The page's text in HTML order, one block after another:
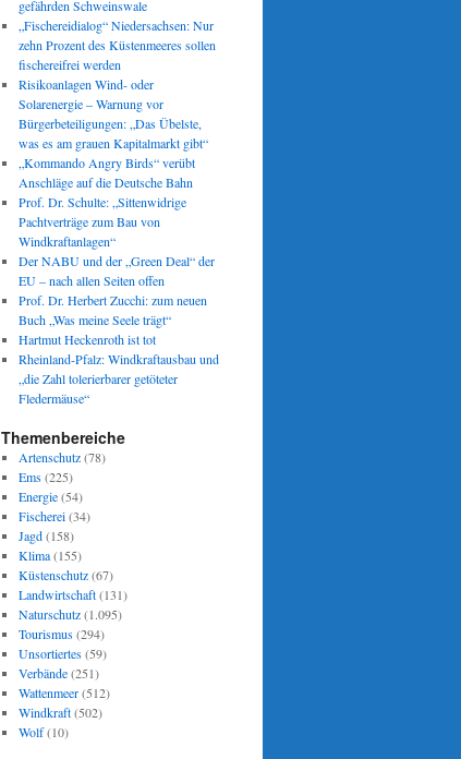
gefährden Schweinswale
„Fischereidialog“ Niedersachsen: Nur
zehn Prozent des Küstenmeeres sollen
fischereifrei werden
Risikoanlagen Wind- oder
Solarenergie – Warnung vor
Bürgerbeteiligungen: „Das Übelste,
was es am grauen Kapitalmarkt gibt“
„Kommando Angry Birds“ verübt
Anschläge auf die Deutsche Bahn
Prof. Dr. Schulte: „Sittenwidrige
Pachtverträge zum Bau von
Windkraftanlagen“
Der NABU und der „Green Deal“ der
EU – nach allen Seiten offen
Prof. Dr. Herbert Zucchi: zum neuen
Buch „Was meine Seele trägt“
Hartmut Heckenroth ist tot
Rheinland-Pfalz: Windkraftausbau und
„die Zahl tolerierbarer getöteter
Fledermäuse“
Themenbereiche
Artenschutz(78)
Ems(225)
Energie(54)
Fischerei(34)
Jagd(158)
Klima(155)
Küstenschutz(67)
Landwirtschaft(131)
Naturschutz(1.095)
Tourismus(294)
Unsortiertes(59)
Verbände(251)
Wattenmeer(512)
Windkraft(502)
Wolf(10)